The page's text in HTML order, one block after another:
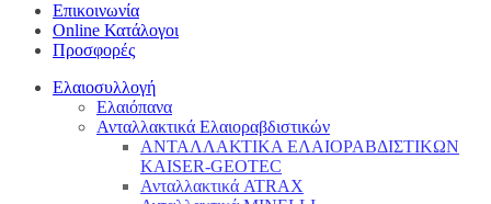
Επικοινωνία
Online Κατάλογοι
Προσφορές
Ελαιοσυλλογή
Ελαιόπανα
Ανταλλακτικά Ελαιοραβδιστικών
ΑΝΤΑΛΛΑΚΤΙΚΑ ΕΛΑΙΟΡΑΒΔΙΣΤΙΚΩΝ
KAISER-GEOTEC
Ανταλλακτικά ATRAX